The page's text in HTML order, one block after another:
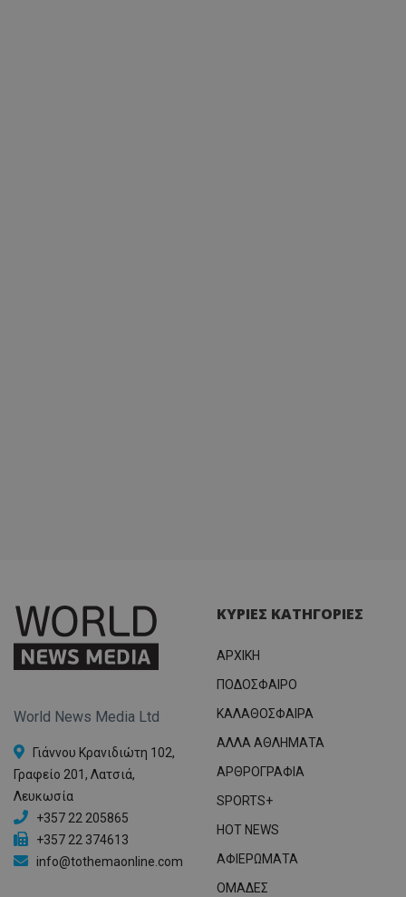
World News Media Ltd
Γιάννου Κρανιδιώτη 102,
Γραφείο 201, Λατσιά,
Λευκωσία
+357 22 205865
+357 22 374613
info@tothemaonline.com
ΚΥΡΙΕΣ ΚΑΤΗΓΟΡΙΕΣ
ΑΡΧΙΚΗ
ΠΟΔΟΣΦΑΙΡΟ
ΚΑΛΑΘΟΣΦΑΙΡΑ
ΑΛΛΑ ΑΘΛΗΜΑΤΑ
ΑΡΘΡΟΓΡΑΦΙΑ
SPORTS+
HOT NEWS
ΑΦΙΕΡΩΜΑΤΑ
ΟΜΑΔΕΣ